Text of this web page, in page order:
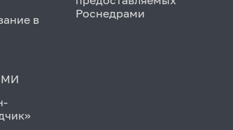
в
Роснедрами